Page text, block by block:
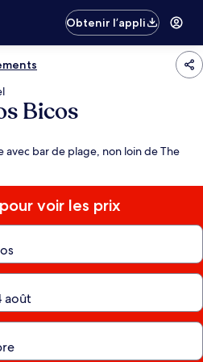
Obtenir l’appli
Bicos
bar de plage, non loin de The
voir les prix